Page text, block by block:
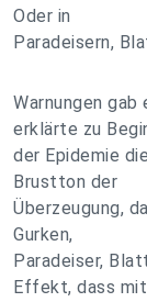
Oder in
Paradeisern,
Warnungen
erklärte zu
der Epidemie
Brustton der
Überzeugung,
Gurken,
Paradeiser,
Effekt, dass mit